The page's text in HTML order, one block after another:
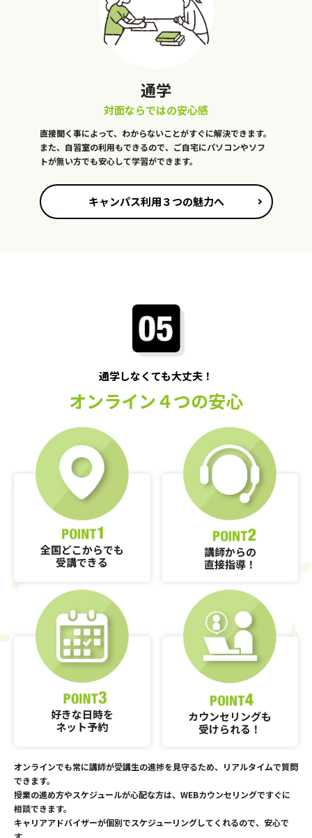
通学
対面ならではの安心感
直接聞く事によって、わからないことがすぐに解決できます。
また、自習室の利用もできるので、ご自宅にパソコンやソフ
トが無い方でも安心して学習ができます。
キャンパス利用３つの魅力へ
通学しなくても大丈夫！
オンライン４つの安心
全国どこからでも
受講できる
講師からの
直接指導！
好きな日時を
ネット予約
カウンセリングも
受けられる！
オンラインでも常に講師が受講生の進捗を見守るため、リアルタイムで質問
できます。
授業の進め方やスケジュールが心配な方は、WEBカウンセリングですぐに
相談できます。
キャリアアドバイザーが個別でスケジューリングしてくれるので、安心で